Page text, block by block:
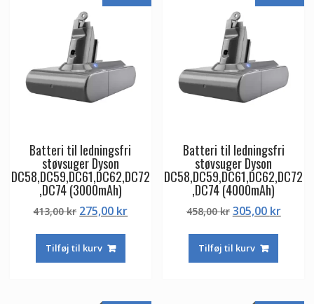
Batteri til ledningsfri
støvsuger Dyson
DC58,DC59,DC61,DC62,DC72
,DC74 (3000mAh)
413,00kr Den
pris
var:
275,00 krDen
Tilføj til kurv
Batteri til ledningsfri
støvsuger Dyson
DC58,DC59,DC61,DC62,DC72
,DC74 (4000mAh)
458,00kr Den
pris
var:
305,00 krDen
Tilføj til kurv